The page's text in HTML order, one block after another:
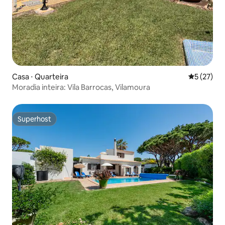
Casa ⋅ Quarteira 5 de uma
5 (27)
Moradia inteira: Vila Barrocas, Vilamoura
Superhost
Superhost